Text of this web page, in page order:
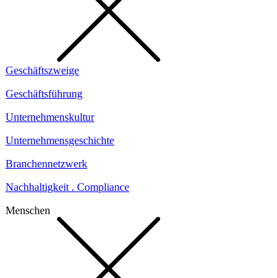
Geschäftszweige
Geschäftsführung
Unternehmenskultur
Unternehmensgeschichte
Branchennetzwerk
Nachhaltigkeit . Compliance
Menschen